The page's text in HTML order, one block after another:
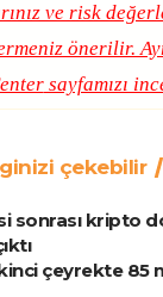
ve risk
önerilir.
sayfamızı
çekebilir
kripto
çeyrekte 85